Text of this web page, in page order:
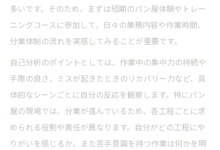
パン屋に向く性格や長所を自己診断するポ
パン屋作業の分業しやすさから自分の役割
を考える
長時間作業に向けた体力面の課題と乗り越え方
多いです。そのため、まずは短期のパン屋体験やトレー
ニングコースに参加して、日々の業務内容や作業時間、
分業体制の流れを実感してみることが重要です。
自己分析のポイントとしては、作業中の集中力の持続や
手際の良さ、ミスが起きたときのリカバリー力など、具
体的なシーンごとに自分の反応を観察します。特にパン
屋の現場では、分業が進んでいるため、各工程ごとに求
められる役割や責任が異なります。自分がどの工程にや
りがいを感じるか、また苦手意識を持つ作業は何かを明